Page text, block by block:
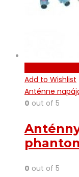
Add to Wishlist
Anténne
0 out of 5
0 out of 5